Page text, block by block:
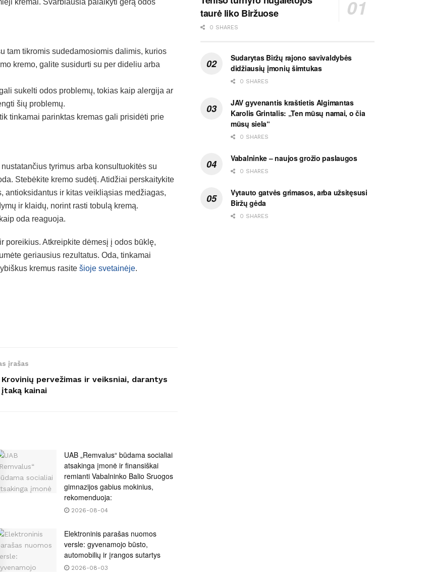
kremai. Svarbiausia palaikyti gerą odos
tam tikromis sudedamosiomis dalimis, kurios
kremo, galite susidurti su per dideliu arba
sukelti odos problemų, tokias kaip alergija ar
šių problemų.
tinkamai parinktas kremas gali prisidėti prie
tyrimus arba konsultuokitės su
Stebėkite kremo sudėtį. Atidžiai perskaitykite
antioksidantus ir kitas veikliąsias medžiagas,
ir klaidų, norint rasti tobulą kremą.
oda reaguoja.
poreikius. Atkreipkite dėmesį į odos būklę,
geriausius rezultatus. Oda, tinkamai
kremus rasite šioje svetainėje.
įrašas
Krovinių pervežimas ir veiksniai, darantys
įtaką kainai
UAB „Remvalus“ būdama socialiai
atsakinga įmonė ir finansiškai
remianti Vabalninko Balio Sruogos
gimnazijos gabius mokinius,
rekomenduoja:
2026-08-04
Elektroninis parašas nuomos
versle: gyvenamojo būsto,
automobilių ir įrangos sutartys
2026-08-03
taurė liko Biržuose
0 SHARES
Sudarytas Biržų rajono savivaldybės
didžiausių įmonių šimtukas
0 SHARES
JAV gyvenantis kraštietis Algimantas
Karolis Grintalis: „Ten mūsų namai, o čia
mūsų siela“
0 SHARES
Vabalninke – naujos grožio paslaugos
0 SHARES
Vytauto gatvės grimasos, arba užsitęsusi
Biržų gėda
0 SHARES